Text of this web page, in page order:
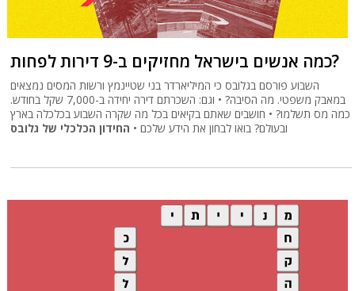
כמה אנשים בישראל מחזיקים ב-9 דירות לפחות?
השבוע פורסם בגלובס כי המיליארדר בני שטיינמץ ורשות המסים נמצאים
במאבק משפטי. מה הסיבה? • וגם: השכרתם דירה יחידה ב-7,000 שקל בחודש.
כמה מס תשלמו? • חושבים שאתם בקיאים בכל מה שקרה השבוע בכלכלה בארץ
ובעולם? בואו לבחון את הידע שלכם • החידון הכלכלי של גלובס